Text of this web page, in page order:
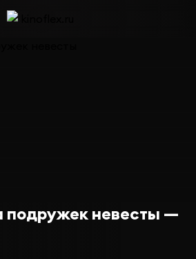
подружек невесты —